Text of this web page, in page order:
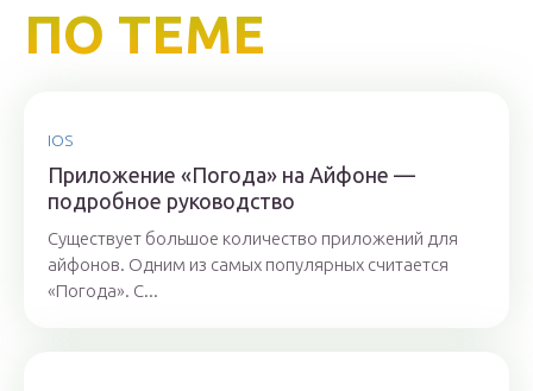
ПО ТЕМЕ
IOS
Приложение «Погода» на Айфоне —
подробное руководство
Существует большое количество приложений для
айфонов. Одним из самых популярных считается
«Погода». С...